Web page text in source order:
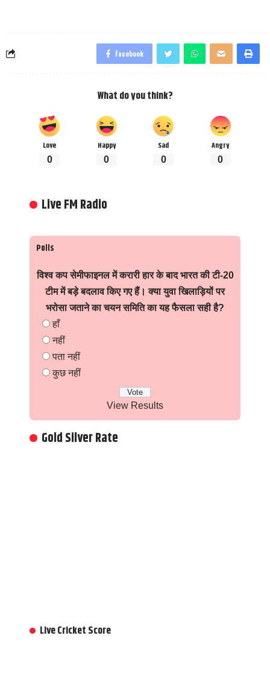
Facebook
What do you think?
Love
0
Happy
0
Sad
0
Angry
0
Live FM Radio
Polls
विश्व कप सेमीफाइनल में करारी हार के बाद भारत की टी-20
टीम में बड़े बदलाव किए गए हैं। क्या युवा खिलाड़ियों पर
भरोसा जताने का चयन समिति का यह फैसला सही है?
हाँ
नहीं
पता नहीं
कुछ नहीं
View Results
Gold Silver Rate
Live Cricket Score